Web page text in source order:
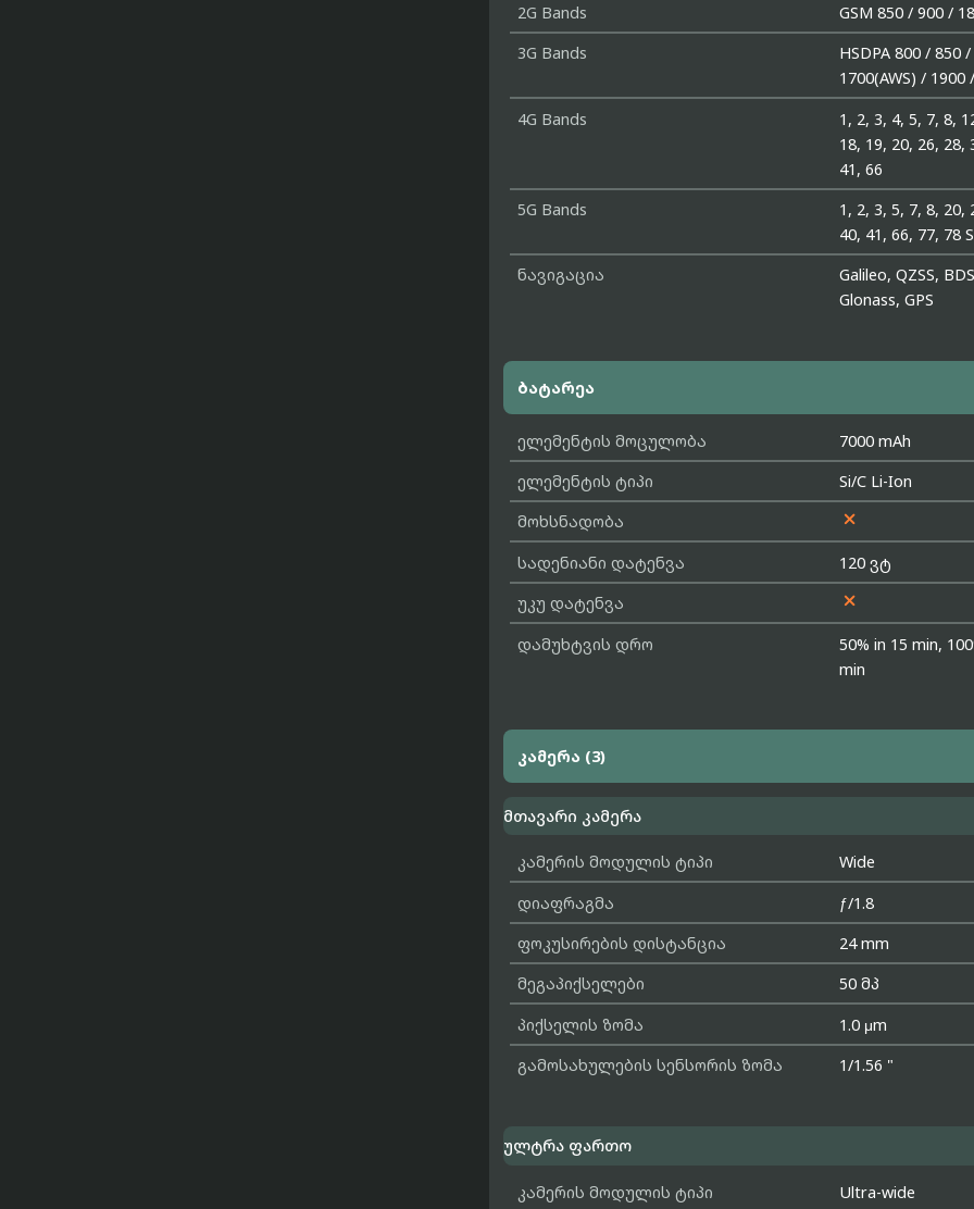
2G Bands
GSM 850 / 900 /
3G Bands
HSDPA 800 / 850
1700(AWS) / 1900
4G Bands
1, 2, 3, 4, 5, 7, 8,
18, 19, 20, 26, 28,
41, 66
5G Bands
1, 2, 3, 5, 7, 8, 20,
40, 41, 66, 77, 78
ნავიგაცია
Galileo, QZSS,
Glonass, GPS
ბატარეა
ელემენტის მოცულობა
7000 mAh
ელემენტის ტიპი
Si/C Li-Ion
მოხსნადობა

სადენიანი დატენვა
120 ვტ
უკუ დატენვა

დამუხტვის დრო
50% in 15 min,
min
კამერა (3)
მთავარი კამერა
კამერის მოდულის ტიპი
Wide
დიაფრაგმა
ƒ/1.8
ფოკუსირების დისტანცია
24 mm
მეგაპიქსელები
50 მპ
პიქსელის ზომა
1.0 μm
გამოსახულების სენსორის ზომა
1/1.56 "
ულტრა ფართო
კამერის მოდულის ტიპი Ultra-wide